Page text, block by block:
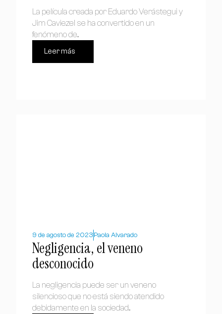
La película creada por Eduardo Verástegui y
Jim Caviezel se ha convertido en un
fenómeno de...
Leer más
9 de agosto de 2023 Paola Alvarado
Negligencia, el veneno
desconocido
La negligencia puede ser un veneno
silencioso que no está siendo atendido
debidamente en la sociedad...